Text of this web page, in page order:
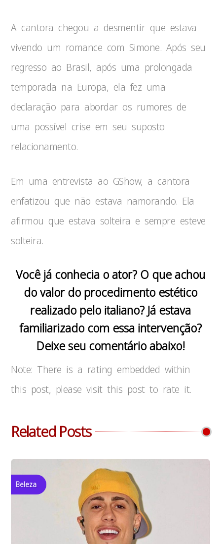
A cantora chegou a desmentir que estava
vivendo um romance com Simone. Após seu
regresso ao Brasil, após uma prolongada
temporada na Europa, ela fez uma
declaração para abordar os rumores de
uma possível crise em seu suposto
relacionamento.
Em uma entrevista ao GShow, a cantora
enfatizou que não estava namorando. Ela
afirmou que estava solteira e sempre esteve
solteira.
Você já conhecia o ator? O que achou
do valor do procedimento estético
realizado pelo italiano? Já estava
familiarizado com essa intervenção?
Deixe seu comentário abaixo!
Note: There is a rating embedded within
this post, please visit this post to rate it.
Related Posts
Beleza